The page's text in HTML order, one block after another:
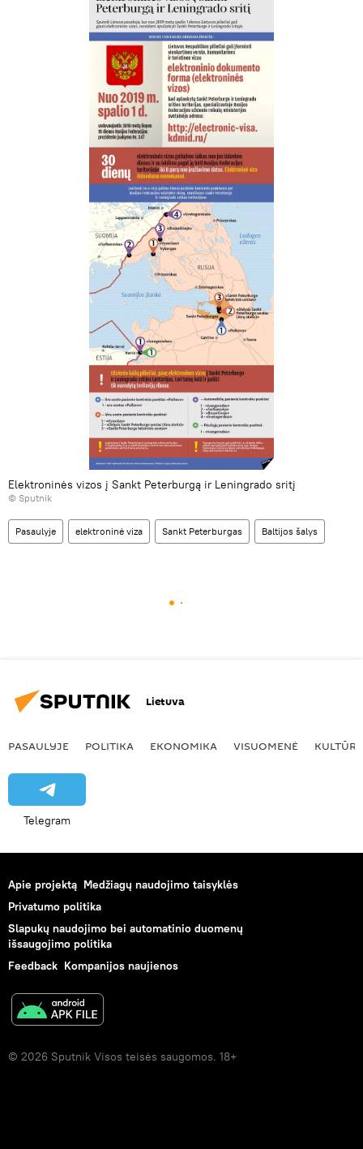
Elektroninės vizos į Sankt Peterburgą ir Leningrado sritį
© Sputnik
Pasaulyje elektroninė viza Sankt Peterburgas Baltijos šalys
Lietuva
PASAULYJE POLITIKA EKONOMIKA VISUOMENĖ KULTŪRA
Telegram
Apie projektą Medžiagų naudojimo taisyklės
Privatumo politika
Slapukų naudojimo bei automatinio duomenų
išsaugojimo politika
Feedback Kompanijos naujienos
© 2026 Sputnik Visos teisės saugomos. 18+